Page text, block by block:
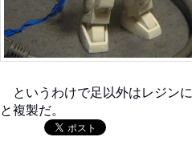
というわけで足以外はレジン
と複製だ。